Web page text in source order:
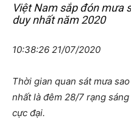
Việt Nam sắp đón mưa
duy nhất năm 2020
10:38:26 21/07/2020
Thời gian quan sát mưa
nhất là đêm 28/7 rạng
cực đại.